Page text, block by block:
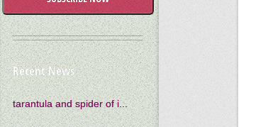
Recent News
tarantula and spider of i...